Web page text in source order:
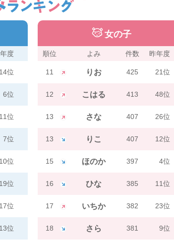
度
14位
6位
11位
7位
10位
19位
17位
13位
女の子
順位 よみ 件数 昨年度
11 りお 425 21位
12 こはる 413 48位
13 さな 407 26位
13 りこ 407 12位
15 ほのか 397 4位
16 ひな 385 11位
17 いちか 382 23位
18 さら 381 9位